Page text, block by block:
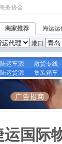
务协会
商家推荐 海运运
港口
陆运车源
散货专线
陆运货源 集装箱车
国际